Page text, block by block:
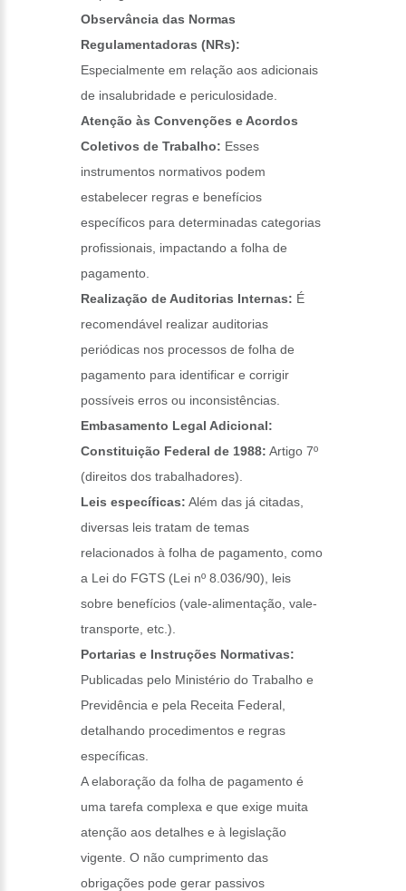
Observância das Normas
Regulamentadoras (NRs):
Especialmente em relação aos adicionais
de insalubridade e periculosidade.
Atenção às Convenções e Acordos
Coletivos de Trabalho: Esses
instrumentos normativos podem
estabelecer regras e benefícios
específicos para determinadas categorias
profissionais, impactando a folha de
pagamento.
Realização de Auditorias Internas: É
recomendável realizar auditorias
periódicas nos processos de folha de
pagamento para identificar e corrigir
possíveis erros ou inconsistências.
Embasamento Legal Adicional:
Constituição Federal de 1988: Artigo 7º
(direitos dos trabalhadores).
Leis específicas: Além das já citadas,
diversas leis tratam de temas
relacionados à folha de pagamento, como
a Lei do FGTS (Lei nº 8.036/90), leis
sobre benefícios (vale-alimentação, vale-
transporte, etc.).
Portarias e Instruções Normativas:
Publicadas pelo Ministério do Trabalho e
Previdência e pela Receita Federal,
detalhando procedimentos e regras
específicas.
A elaboração da folha de pagamento é
uma tarefa complexa e que exige muita
atenção aos detalhes e à legislação
vigente. O não cumprimento das
obrigações pode gerar passivos